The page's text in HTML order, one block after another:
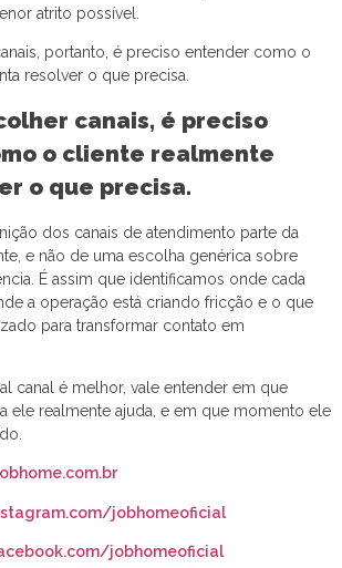
atrito possível.
portanto, é preciso entender como o
resolver o que precisa.
canais, é preciso
o cliente realmente
o que precisa.
dos canais de atendimento parte da
e não de uma escolha genérica sobre
É assim que identificamos onde cada
a operação está criando fricção e o que
para transformar contato em
canal é melhor, vale entender em que
ele realmente ajuda, e em que momento ele
jobhomeoficial
jobhomeoficial